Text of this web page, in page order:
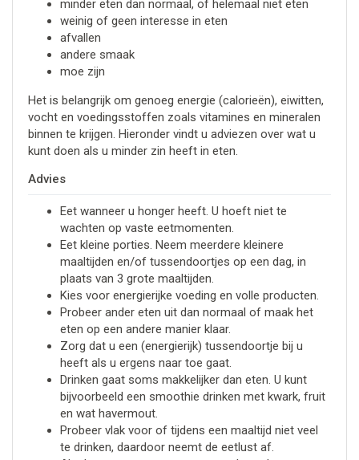
minder eten dan normaal, of helemaal niet eten
weinig of geen interesse in eten
afvallen
andere smaak
moe zijn
Het is belangrijk om genoeg energie (calorieën), eiwitten,
vocht en voedingsstoffen zoals vitamines en mineralen
binnen te krijgen. Hieronder vindt u adviezen over wat u
kunt doen als u minder zin heeft in eten.
Advies
Eet wanneer u honger heeft. U hoeft niet te
wachten op vaste eetmomenten.
Eet kleine porties. Neem meerdere kleinere
maaltijden en/of tussendoortjes op een dag, in
plaats van 3 grote maaltijden.
Kies voor energierijke voeding en volle producten.
Probeer ander eten uit dan normaal of maak het
eten op een andere manier klaar.
Zorg dat u een (energierijk) tussendoortje bij u
heeft als u ergens naar toe gaat.
Drinken gaat soms makkelijker dan eten. U kunt
bijvoorbeeld een smoothie drinken met kwark, fruit
en wat havermout.
Probeer vlak voor of tijdens een maaltijd niet veel
te drinken, daardoor neemt de eetlust af.